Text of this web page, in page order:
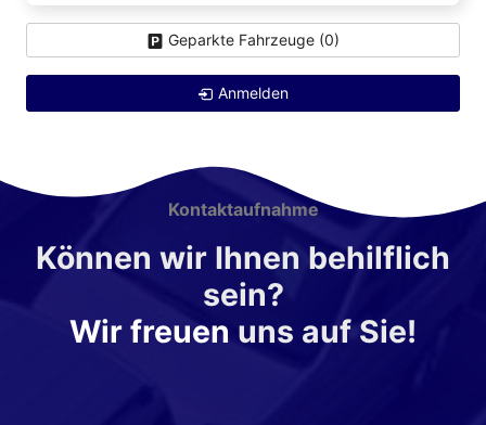
Geparkte Fahrzeuge (0)
Anmelden
Kontaktaufnahme
Können wir Ihnen behilflich
sein?
Wir freuen uns auf Sie!